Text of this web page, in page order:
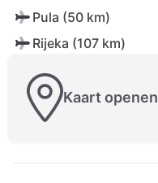
Pula (50 km)
Rijeka (107 km)
Kaart openen